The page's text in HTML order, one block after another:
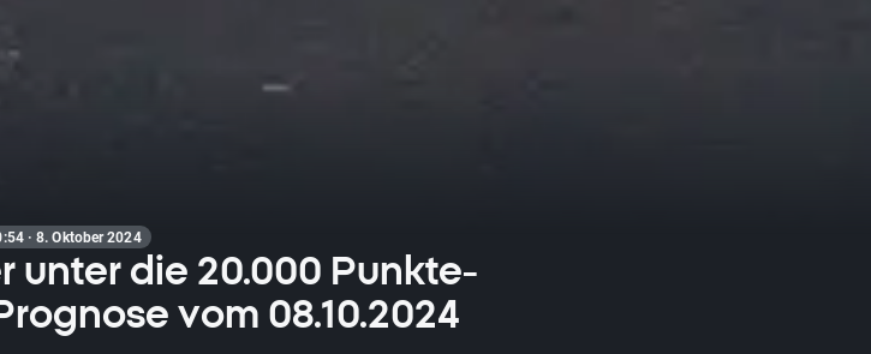
· 8. Oktober 2024
unter die 20.000 Punkte-
vom 08.10.2024